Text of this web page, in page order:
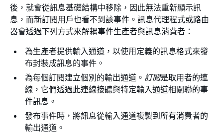
後，就會從訊息基礎結構中移除，因此無法重新顯示訊
息，而新訂閱用戶也看不到該事件。訊息代理程式或路由
器會透過下列方式來解耦事件生產者與訊息消費者：
為生產者提供輸入通道，以使用定義的訊息格式來發
布封裝成訊息的事件。
為每個訂閱建立個別的輸出通道。 訂閱是取用者的連
線，它們透過此連線接聽與特定輸入通道相關聯的事
件訊息。
發布事件時，將訊息從輸入通道複製到所有消費者的
輸出通道。